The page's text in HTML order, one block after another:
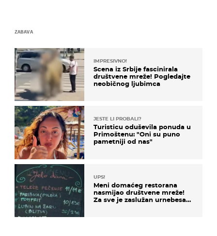
ZABAVA
IMPRESIVNO!
Scena iz Srbije fascinirala
društvene mreže! Pogledajte
neobičnog ljubimca
JESTE LI PROBALI?
Turisticu oduševila ponuda u
Primoštenu: "Oni su puno
pametniji od nas"
UPS!
Meni domaćeg restorana
nasmijao društvene mreže!
Za sve je zaslužan urnebesan